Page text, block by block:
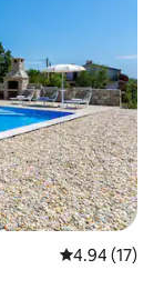
レビュー17
4.94 (17)